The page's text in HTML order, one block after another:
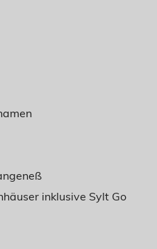
inklusive Sylt Go